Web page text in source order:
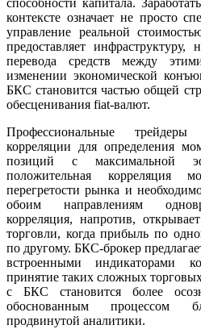
способности капитала.
контексте означает не просто
управление реальной
предоставляет
перевода средств между
изменении экономической
БКС становится частью общей
обесценивания fiat-валют.
Профессиональные трейдеры
корреляции для определения
позиций с максимальной
положительная корреляция
перегретости рынка и
обоим направлениям
корреляция, напротив,
торговли, когда прибыль по
по другому. БКС-брокер
встроенными индикаторами
принятие таких сложных
с БКС становится более
обоснованным процессом
продвинутой аналитики.